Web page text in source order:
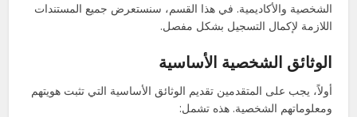
الشخصية والأكاديمية. في هذا القسم، سنستعرض جميع المستندات
اللازمة لإكمال التسجيل بشكل مفصل.
الوثائق الشخصية الأساسية
أولاً، يجب على المتقدمين تقديم الوثائق الأساسية التي تثبت هويتهم
ومعلوماتهم الشخصية. هذه تشمل: